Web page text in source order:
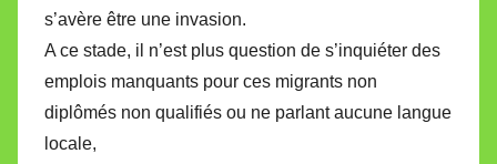
s’avère être une invasion.
A ce stade, il n’est plus question de s’inquiéter des
emplois manquants pour ces migrants non
diplômés non qualifiés ou ne parlant aucune langue
locale,